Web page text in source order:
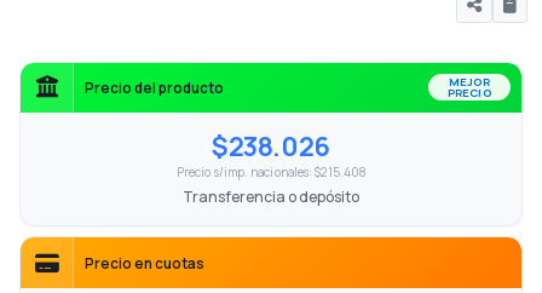
Precio del producto MEJOR
PRECIO
$238.026
Precio s/imp. nacionales: $215.408
Transferencia o depósito
Precio en cuotas